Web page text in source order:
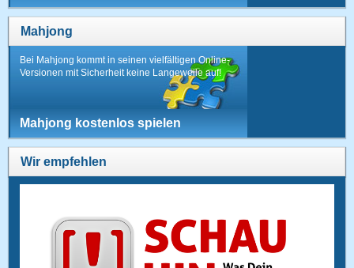
Mahjong
Bei Mahjong kommt in seinen vielfältigen Online-
Versionen mit Sicherheit keine Langeweile auf!
Mahjong kostenlos spielen
Wir empfehlen